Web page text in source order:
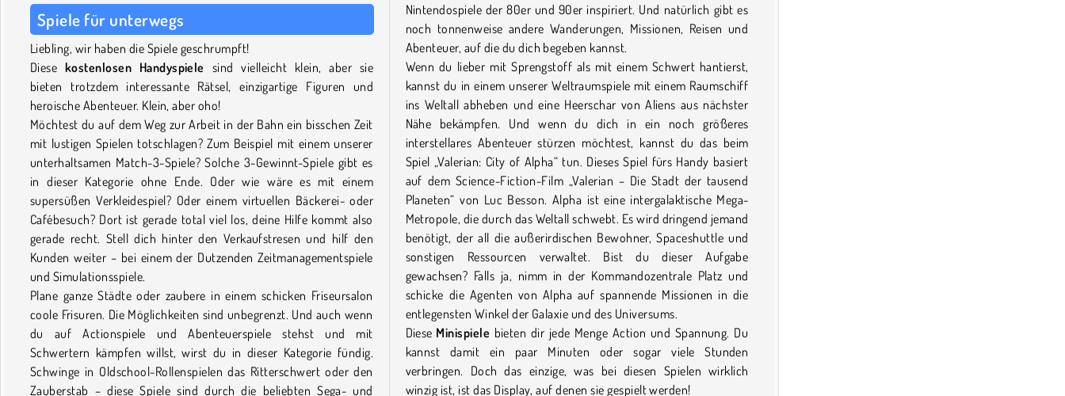
Spiele für unterwegs
Liebling, wir haben die Spiele geschrumpft!
Diese kostenlosen Handyspiele sind vielleicht klein, aber sie
bieten trotzdem interessante Rätsel, einzigartige Figuren und
heroische Abenteuer. Klein, aber oho!
Möchtest du auf dem Weg zur Arbeit in der Bahn ein bisschen Zeit
mit lustigen Spielen totschlagen? Zum Beispiel mit einem unserer
unterhaltsamen Match-3-Spiele? Solche 3-Gewinnt-Spiele gibt es
in dieser Kategorie ohne Ende. Oder wie wäre es mit einem
supersüßen Verkleidespiel? Oder einem virtuellen Bäckerei- oder
Cafébesuch? Dort ist gerade total viel los, deine Hilfe kommt also
gerade recht. Stell dich hinter den Verkaufstresen und hilf den
Kunden weiter – bei einem der Dutzenden Zeitmanagementspiele
und Simulationsspiele.
Plane ganze Städte oder zaubere in einem schicken Friseursalon
coole Frisuren. Die Möglichkeiten sind unbegrenzt. Und auch wenn
du auf Actionspiele und Abenteuerspiele stehst und mit
Schwertern kämpfen willst, wirst du in dieser Kategorie fündig.
Schwinge in Oldschool-Rollenspielen das Ritterschwert oder den
Zauberstab – diese Spiele sind durch die beliebten Sega- und
Nintendospiele der 80er und 90er inspiriert. Und natürlich gibt es
noch tonnenweise andere Wanderungen, Missionen, Reisen und
Abenteuer, auf die du dich begeben kannst.
Wenn du lieber mit Sprengstoff als mit einem Schwert hantierst,
kannst du in einem unserer Weltraumspiele mit einem Raumschiff
ins Weltall abheben und eine Heerschar von Aliens aus nächster
Nähe bekämpfen. Und wenn du dich in ein noch größeres
interstellares Abenteuer stürzen möchtest, kannst du das beim
Spiel „Valerian: City of Alpha“ tun. Dieses Spiel fürs Handy basiert
auf dem Science-Fiction-Film „Valerian – Die Stadt der tausend
Planeten“ von Luc Besson. Alpha ist eine intergalaktische Mega-
Metropole, die durch das Weltall schwebt. Es wird dringend jemand
benötigt, der all die außerirdischen Bewohner, Spaceshuttle und
sonstigen Ressourcen verwaltet. Bist du dieser Aufgabe
gewachsen? Falls ja, nimm in der Kommandozentrale Platz und
schicke die Agenten von Alpha auf spannende Missionen in die
entlegensten Winkel der Galaxie und des Universums.
Diese Minispiele bieten dir jede Menge Action und Spannung. Du
kannst damit ein paar Minuten oder sogar viele Stunden
verbringen. Doch das einzige, was bei diesen Spielen wirklich
winzig ist, ist das Display, auf denen sie gespielt werden!